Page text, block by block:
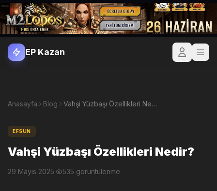
EP Kazan
Anasayfa Blog Vahşi Yüzbaşı Özellikleri Nedir?
EFSUN
Vahşi Yüzbaşı Özellikleri Nedir?
29 Mayıs 2025· 535 görüntülenme